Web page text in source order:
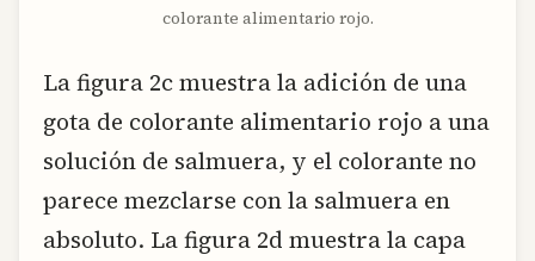
colorante alimentario rojo.
La figura 2c muestra la adición de una
gota de colorante alimentario rojo a una
solución de salmuera, y el colorante no
parece mezclarse con la salmuera en
absoluto. La figura 2d muestra la capa